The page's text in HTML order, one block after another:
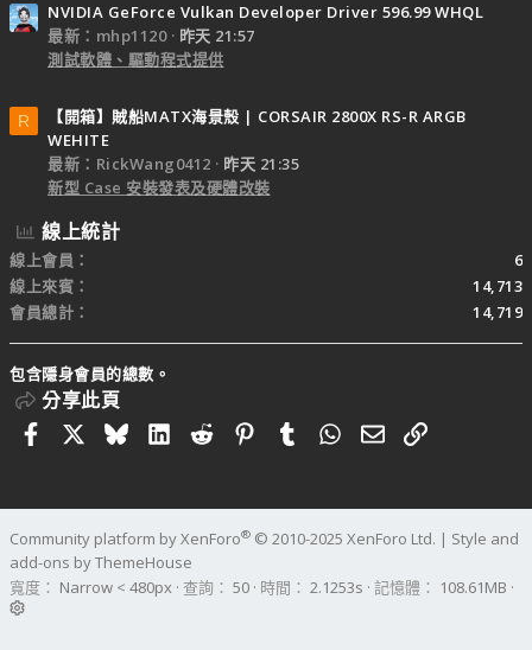
NVIDIA GeForce Vulkan Developer Driver 596.99 WHQL
最新：mhp1120
昨天 21:57
測試軟體、驅動程式提供
R
【開箱】賊船MATX海景殼 | CORSAIR 2800X RS-R ARGB
WEHITE
最新：RickWang0412
昨天 21:35
新型 Case 安裝發表及硬體改裝
線上統計
線上會員
6
線上來賓
14,713
會員總計
14,719
包含隱身會員的總數。
分享此頁
FacebookBlueskyLinkedIn
RedditPinterestTumblrWhatsApp
電子郵件
連結
Community platform by XenForo® © 2010-2025 XenForo Ltd. | Style and
add-ons by ThemeHouse
寬度
查詢 50 時間 2.1253s 記憶體 108.61MB